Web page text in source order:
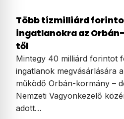
Több tízmilliárd
ingatlanokra az
től
Mintegy 40 milliárd forintot
ingatlanok megvásárlására
működő Orbán-kormány –
Nemzeti Vagyonkezelő
adott…